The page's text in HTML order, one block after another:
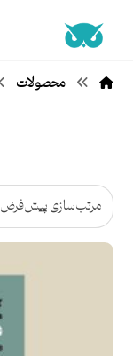
محصولات